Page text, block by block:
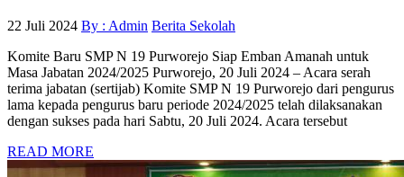
22 Juli 2024 By : Admin Berita Sekolah
Komite Baru SMP N 19 Purworejo Siap Emban Amanah untuk
Masa Jabatan 2024/2025 Purworejo, 20 Juli 2024 – Acara serah
terima jabatan (sertijab) Komite SMP N 19 Purworejo dari pengurus
lama kepada pengurus baru periode 2024/2025 telah dilaksanakan
dengan sukses pada hari Sabtu, 20 Juli 2024. Acara tersebut
READ MORE